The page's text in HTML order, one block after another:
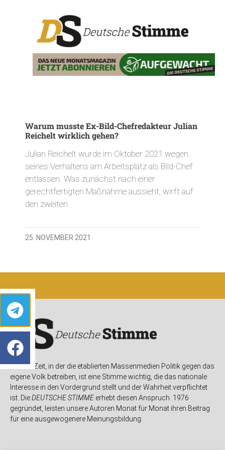
Warum musste Ex-Bild-Chefredakteur Julian
Reichelt wirklich gehen?
Julian Reichelt wurde im Oktober 2021 wegen
seines Verhaltens am Arbeitsplatz als Bild-Chef
entlassen. Was zunächst nach einer
gerechtfertigten Maßnahme aussieht, wirft auf
den zweiten
25. NOVEMBER 2021
In einer Zeit, in der die etablierten Massenmedien Politik gegen das
eigene Volk betreiben, ist eine Stimme wichtig, die das nationale
Interesse in den Vordergrund stellt und der Wahrheit verpflichtet
ist. DieDEUTSCHE STIMMEerhebt diesen Anspruch. 1976
gegründet, leisten unsere Autoren Monat für Monat ihren Beitrag
für eine ausgewogenere Meinungsbildung.